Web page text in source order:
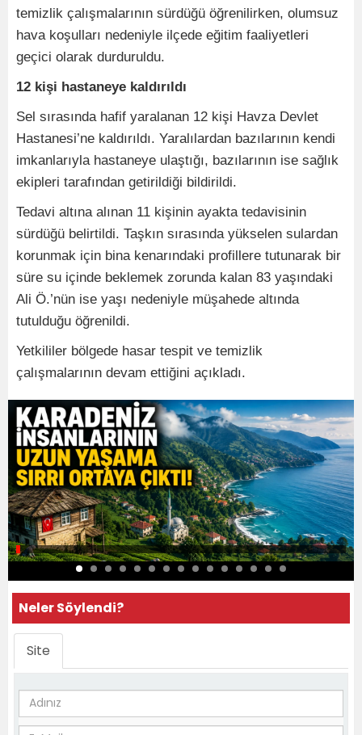
temizlik çalışmalarının sürdüğü öğrenilirken, olumsuz
hava koşulları nedeniyle ilçede eğitim faaliyetleri
geçici olarak durduruldu.
12 kişi hastaneye kaldırıldı
Sel sırasında hafif yaralanan 12 kişi Havza Devlet
Hastanesi’ne kaldırıldı. Yaralılardan bazılarının kendi
imkanlarıyla hastaneye ulaştığı, bazılarının ise sağlık
ekipleri tarafından getirildiği bildirildi.
Tedavi altına alınan 11 kişinin ayakta tedavisinin
sürdüğü belirtildi. Taşkın sırasında yükselen sulardan
korunmak için bina kenarındaki profillere tutunarak bir
süre su içinde beklemek zorunda kalan 83 yaşındaki
Ali Ö.’nün ise yaşı nedeniyle müşahede altında
tutulduğu öğrenildi.
Yetkililer bölgede hasar tespit ve temizlik
çalışmalarının devam ettiğini açıkladı.
Neler Söylendi?
Site